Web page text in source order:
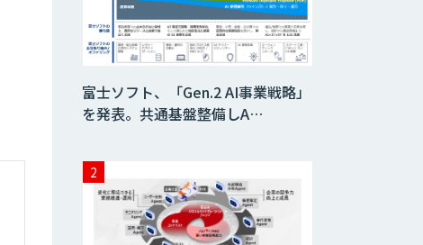
AIコール
ログミーツ
powered by
GPT-4
富士ソフト、「Gen.2 AI事業戦略」
を発表。共通基盤整備しA…